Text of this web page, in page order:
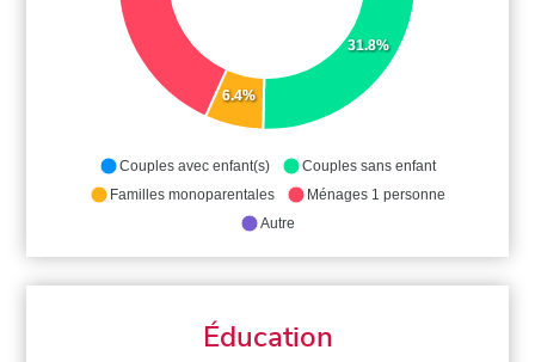
31.8%
6.4%
Couples avec enfant(s)
Couples sans enfant
Familles monoparentales
Ménages 1 personne
Autre
Éducation